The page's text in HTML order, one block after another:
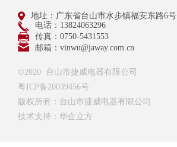
地址：广东省台山市水步镇福安东路6号
电话：13824063296
传真：0750-5431553
邮箱：vinwu@jaway.com.cn
©2020 台山市捷威电器有限公司
粤ICP备20039456号
版权所有：台山市捷威电器有限公司
技术支持：华企立方